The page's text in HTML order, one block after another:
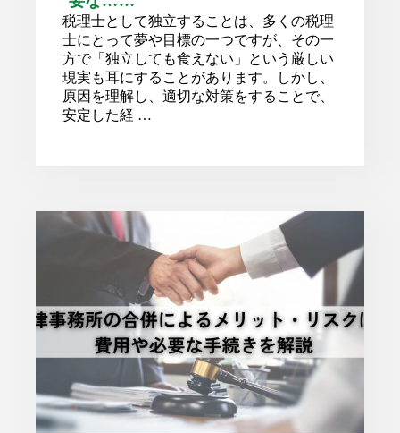
税理士として独立することは、多くの税理
士にとって夢や目標の一つですが、その一
方で「独立しても食えない」という厳しい
現実も耳にすることがあります。しかし、
原因を理解し、適切な対策をすることで、
安定した経 …